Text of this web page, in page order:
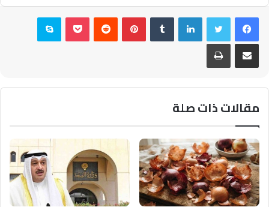
فيسبوكتويتر لينكدإن بينتيريست بوكيت سكايب
مشاركة عبر البريد طباعة
مقالات ذات صلة